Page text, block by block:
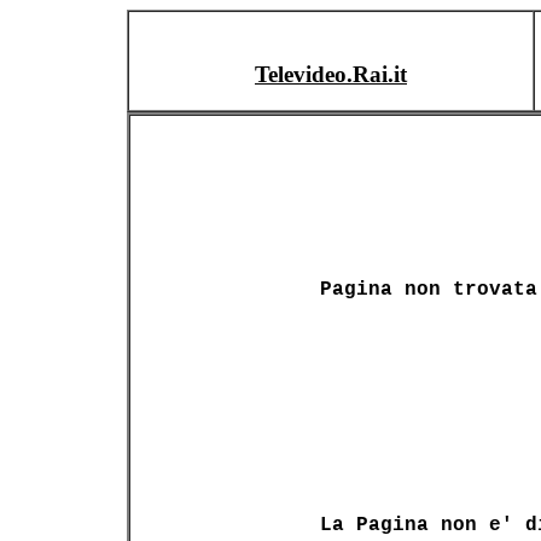
Televideo.Rai.it
Pagina non trovata
La Pagina non e'